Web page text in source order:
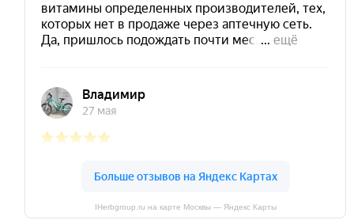
IHerbgroup.ru на карте Москвы — Яндекс Карты